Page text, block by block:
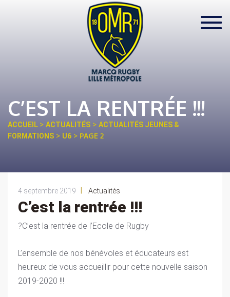
C’EST LA RENTRÉE !!!
ACCUEIL > ACTUALITÉS > ACTUALITÉS JEUNES &
FORMATIONS > U6 > PAGE 2
4 septembre 2019 Actualités
C’est la rentrée !!!
?C’est la rentrée de l’Ecole de Rugby
L’ensemble de nos bénévoles et éducateurs est
heureux de vous accueillir pour cette nouvelle saison
2019-2020 !!!